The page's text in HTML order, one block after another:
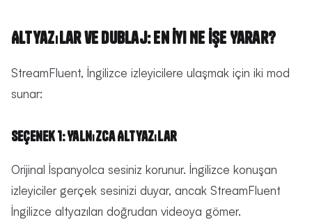
Altyazılar ve Dublaj: En İyi Ne İşe Yarar?
StreamFluent, İngilizce izleyicilere ulaşmak için iki mod
sunar:
Seçenek 1: Yalnızca Altyazılar
Orijinal İspanyolca sesiniz korunur. İngilizce konuşan
izleyiciler gerçek sesinizi duyar, ancak StreamFluent
İngilizce altyazıları doğrudan videoya gömer.